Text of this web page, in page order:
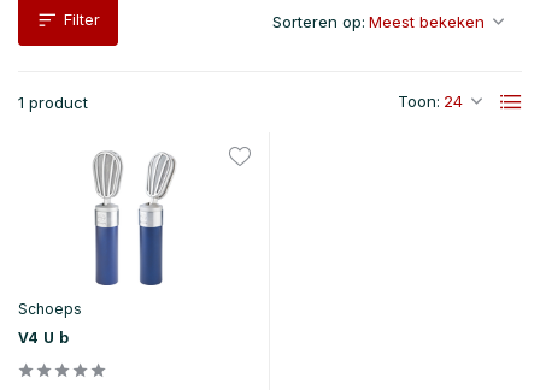
Filter
1 product Toon:
Sorteren op:
Schoeps
V4 U b